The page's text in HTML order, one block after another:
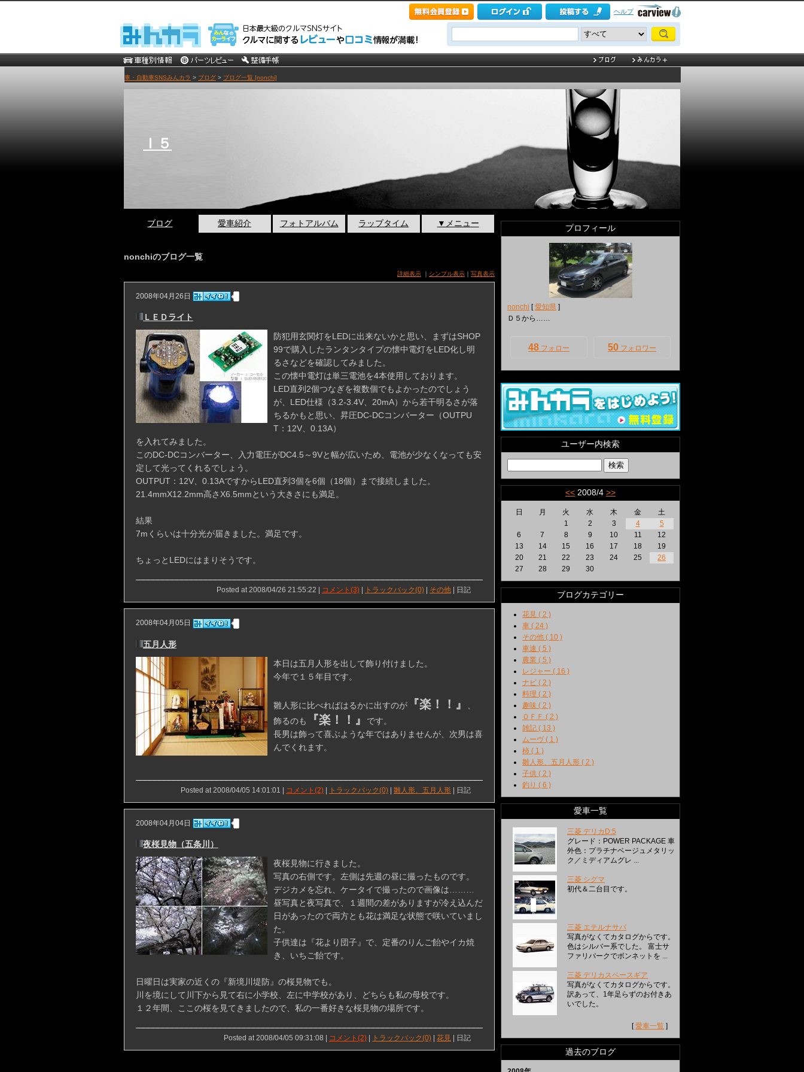
ヘルプ
車・自動車SNSみんカラ > ブログ > ブログ一覧 [nonchi]
Ｉ５
ブログ 愛車紹介 フォトアルバム ラップタイム ▼メニュー
nonchiのブログ一覧
詳細表示 ｜ シンプル表示 ｜ 写真表示
2008年04月26日
ＬＥＤライト
防犯用玄関灯をLEDに出来ないかと思い、まずはSHOP
99で購入したランタンタイプの懐中電灯をLED化し明
るさなどを確認してみました。
この懐中電灯は単三電池を4本使用しております。
LED直列2個つなぎを複数個でもよかったのでしょう
が、LED仕様（3.2-3.4V、20mA）から若干明るさが落
ちるかもと思い、昇圧DC-DCコンバーター（OUTPU
T：12V、0.13A）
を入れてみました。
このDC-DCコンバーター、入力電圧がDC4.5～9Vと幅が広いため、電池が少なくなっても安
定して光ってくれるでしょう。
OUTPUT：12V、0.13AですからLED直列3個を6個（18個）まで接続しました。
21.4mmX12.2mm高さX6.5mmという大きさにも満足。
結果
7mくらいは十分光が届きました。満足です。
ちょっとLEDにはまりそうです。
Posted at 2008/04/26 21:55:22 | コメント(3) トラックバック(0) その他 | 日記
2008年04月05日
五月人形
本日は五月人形を出して飾り付けました。
今年で１５年目です。
雛人形に比べればはるかに出すのが 『楽！！』
飾るのも
『楽！！』
です。
長男は飾って喜ぶような年ではありませんが、次男は喜
んでくれます。
Posted at 2008/04/05 14:01:01 | コメント(2) | トラックバック(0) | 雛人形、五月人形 | 日記
2008年04月04日
夜桜見物（五条川）
夜桜見物に行きました。
写真の右側です。左側は先週の昼に撮ったものです。
デジカメを忘れ、ケータイで撮ったので画像は………
昼写真と夜写真で、１週間の差がありますが冷え込んだ
日があったので両方とも花は満足な状態で咲いていまし
た。
子供達は『花より団子』で、定番のりんご飴やイカ焼
き、いちご飴です。
日曜日は実家の近くの『新境川堤防』の桜見物でも。
川を境にして川下から見て右に小学校、左に中学校があり、どちらも私の母校です。
１２年間、ここの桜を見てきましたので、私の一番好きな桜見物の場所です。
Posted at 2008/04/05 09:31:08 | コメント(2) トラックバック(0) 花見 | 日記
プロフィール
nonchi [愛知県 ]
Ｄ５から……
48 フォロー 50 フォロワー
ユーザー内検索
<< 2008/4 >>
日 月 火 水 木 金
土
1
2 3 4
5
6
7 8 9 10 11
12
13
14 15 16 17 18
19
20
21 22 23 24 25
26
27
28 29 30
ブログカテゴリー
花見 ( 2 )
車 ( 24 )
その他 ( 10 )
車速 ( 5 )
農業 ( 5 )
レジャー ( 16 )
ナビ ( 2 )
料理 ( 2 )
趣味 ( 2 )
ＯＦＦ ( 2 )
雑記 ( 13 )
ムーヴ ( 1 )
柿 ( 1 )
雛人形、五月人形 ( 2 )
子供 ( 2 )
釣り ( 6 )
愛車一覧
三菱 デリカD:5
グレード：POWER PACKAGE 車
外色：プラチナベージュメタリッ
ク／ミディアムグレ ...
三菱 シグマ
初代＆二台目です。
三菱 エテルナサバ
写真がなくてカタログからです。
色はシルバー系でした。 富士サ
ファリパークでボンネットを ...
三菱 デリカスペースギア
写真がなくてカタログからです。
訳あって、1年足らずのお付きあ
いでした。
[愛車一覧 ]
過去のブログ